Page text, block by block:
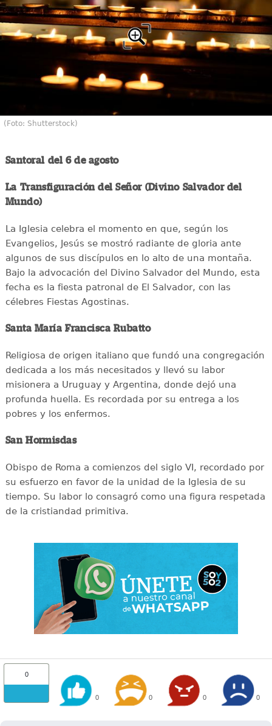
(Foto: Shutterstock)
Santoral del 6 de agosto
La Transfiguración del Señor (Divino Salvador del
Mundo)
La Iglesia celebra el momento en que, según los
Evangelios, Jesús se mostró radiante de gloria ante
algunos de sus discípulos en lo alto de una montaña.
Bajo la advocación del Divino Salvador del Mundo, esta
fecha es la fiesta patronal de El Salvador, con las
célebres Fiestas Agostinas.
Santa María Francisca Rubatto
Religiosa de origen italiano que fundó una congregación
dedicada a los más necesitados y llevó su labor
misionera a Uruguay y Argentina, donde dejó una
profunda huella. Es recordada por su entrega a los
pobres y los enfermos.
San Hormisdas
Obispo de Roma a comienzos del siglo VI, recordado por
su esfuerzo en favor de la unidad de la Iglesia de su
tiempo. Su labor lo consagró como una figura respetada
de la cristiandad primitiva.
0
0 0 0 0